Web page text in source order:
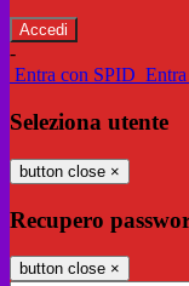
-
Entra con SPID
Seleziona utente
button close ×
Recupero
button close ×